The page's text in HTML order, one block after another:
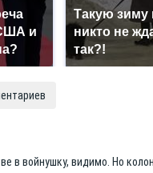
и
Такую зиму
никто не
так?!
в войнушку, видимо. Но